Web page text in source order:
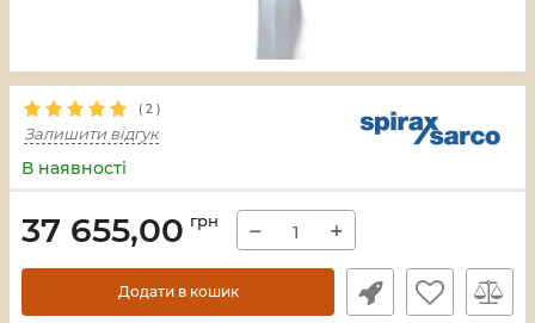
( 2 )
Залишити відгук
В наявності
37 655,00 грн − +
Додати в кошик